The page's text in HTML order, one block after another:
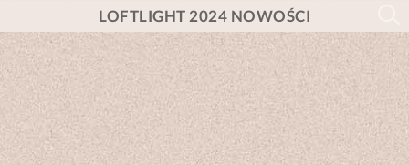
LOFTLIGHT 2024 NOWOŚCI